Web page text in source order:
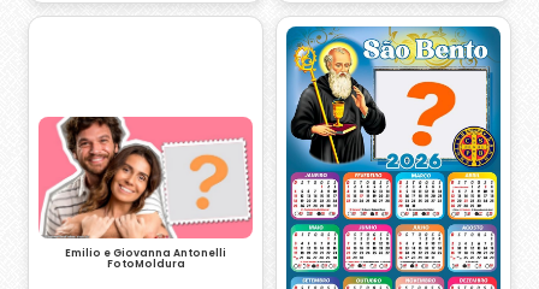
Emilio e Giovanna Antonelli
FotoMoldura